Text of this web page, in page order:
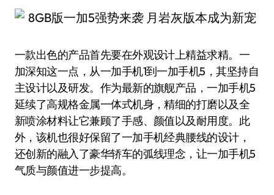
一款出色的产品首先要在外观设计上精益求精。一
加深知这一点，从一加手机1到一加手机5，其坚持自
主设计以及研发。作为最新的旗舰产品，一加手机5
延续了高规格金属一体式机身，精细的打磨以及全
新喷涂材料让它兼顾了手感、颜值以及耐用度。此
外，该机也很好保留了一加手机经典腰线的设计，
还创新的融入了豪华轿车的弧线理念，让一加手机5
气质与颜值进一步提高。